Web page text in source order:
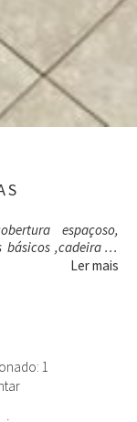
,cadeiras e
todos os quartos,
a 500 metros do
Ler mais
1